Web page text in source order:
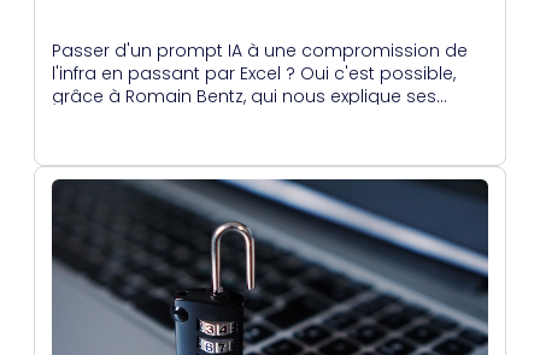
Passer d'un prompt IA à une compromission de
l'infra en passant par Excel ? Oui c'est possible,
grâce à Romain Bentz, qui nous explique ses